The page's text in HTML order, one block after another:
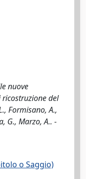
nuove
del
Formisano, A.,
G., Marzo, A.. -
o Saggio)